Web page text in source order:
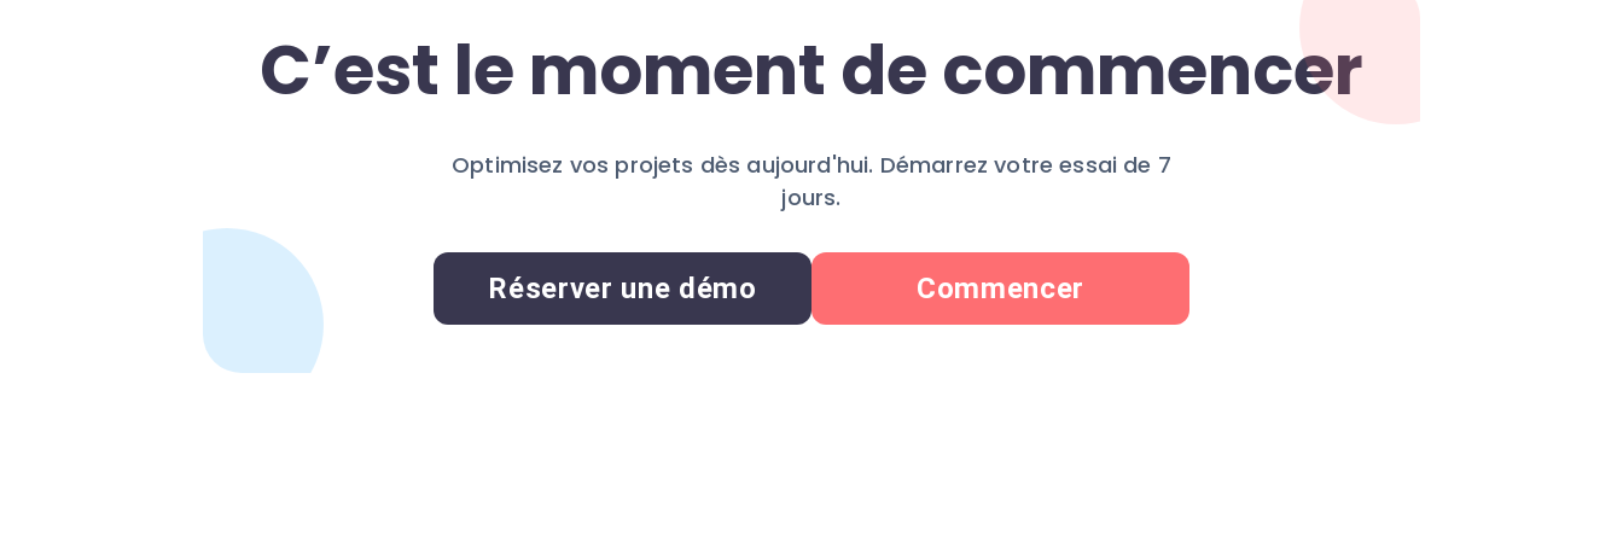
C’est le moment de commencer
Optimisez vos projets dès aujourd'hui. Démarrez votre essai de 7
jours.
Réserver une démo Commencer